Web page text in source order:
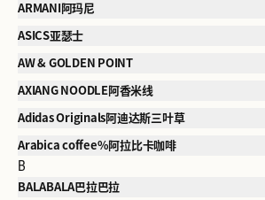
ARMANI阿玛尼
ASICS亚瑟士
AW & GOLDEN POINT
AXIANG NOODLE阿香米线
Adidas Originals阿迪达斯三叶草
Arabica coffee%阿拉比卡咖啡
B
BALABALA巴拉巴拉